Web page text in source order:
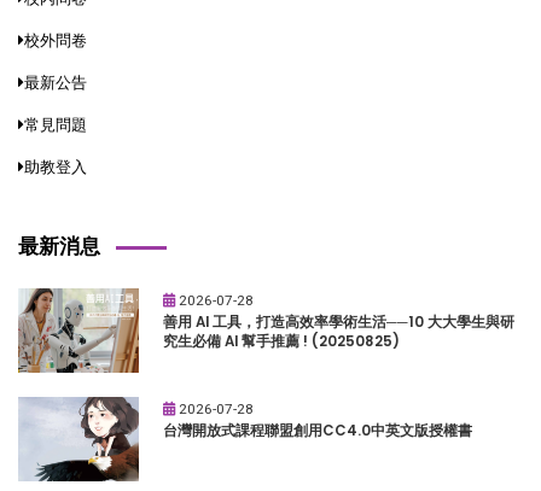
校外問卷
最新公告
常見問題
助教登入
最新消息
2026-07-28
善用 AI 工具，打造高效率學術生活──10 大大學生與研
究生必備 AI 幫手推薦 ! (20250825)
2026-07-28
台灣開放式課程聯盟創用CC4.0中英文版授權書